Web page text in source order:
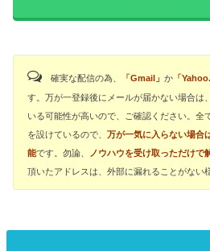
確実な配信の為、 「Gmail」 か「
す。万が一登録後にメールが届かない場合は、
いる可能性が高いので、ご確認ください。全
を設けているので、万が一気に入らない場合
能です。勿論、 ノウハウを受け取っただけで
頂いたアドレスは、外部に漏れることがない